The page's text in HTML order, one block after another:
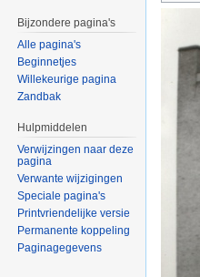
Bijzondere pagina's
Alle pagina's
Beginnetjes
Willekeurige pagina
Zandbak
Hulpmiddelen
Verwijzingen naar deze
pagina
Verwante wijzigingen
Speciale pagina's
Printvriendelijke versie
Permanente koppeling
Paginagegevens